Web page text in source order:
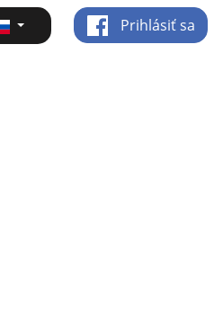
Prihlásiť sa